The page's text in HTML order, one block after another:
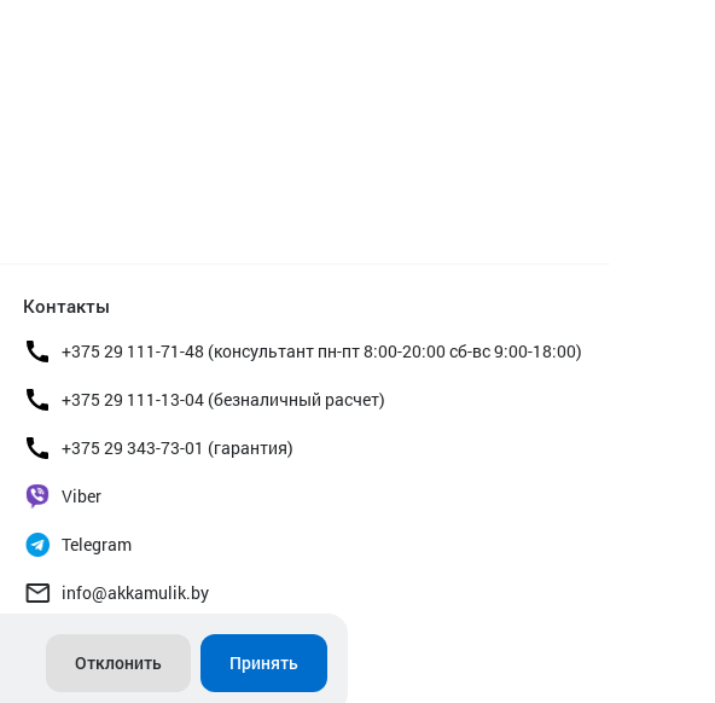
Контакты
+375 29 111-71-48 (консультант пн-пт 8:00-20:00 сб-вс 9:00-18:00)
+375 29 111-13-04 (безналичный расчет)
+375 29 343-73-01 (гарантия)
Viber
Telegram
info@akkamulik.by
Отклонить Принять